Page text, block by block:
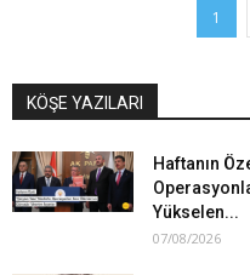
1
KÖŞE YAZILARI
Haftanın
Yükselen...
07/08/2026